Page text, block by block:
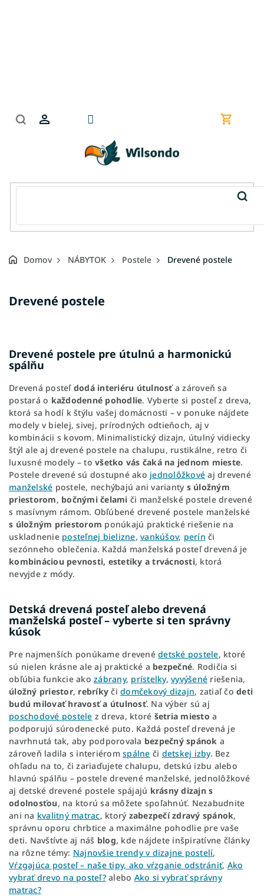
Domov NÁBYTOK Postele Drevené postele
Drevené postele
Drevené postele pre útulnú a harmonickú
spálňu
Drevená posteľ dodá interiéru útulnosťa zároveň sa
postará o každodenné pohodlie. Vyberte si posteľ z dreva,
ktorá sa hodí k štýlu vašej domácnosti – v ponuke nájdete
modely v bielej, sivej, prírodných odtieňoch, aj v
kombinácii s kovom. Minimalistický dizajn, útulný vidiecky
štýl ale aj drevené postele na chalupu, rustikálne, retro či
luxusné modely – to všetko vás čaká na jednom mieste.
Postele drevené sú dostupné ako jednolôžkové aj drevené
manželské postele, nechýbajú ani varianty s úložným
priestorom, bočnými čelami či manželské postele drevené
s masívnym rámom. Obľúbené drevené postele manželské
s úložným priestorom ponúkajú praktické riešenie na
uskladnenie posteľnej bielizne, vankúšov, perín či
sezónneho oblečenia. Každá manželská posteľ drevená je
kombináciou pevnosti, estetiky a trvácnosti, ktorá
nevyjde z módy.
Detská drevená posteľ alebo drevená
manželská posteľ – vyberte si ten správny
kúsok
Pre najmenších ponúkame drevené detské postele, ktoré
sú nielen krásne ale aj praktické a bezpečné. Rodičia si
obľúbia funkcie ako zábrany, prístelky, vyvýšené riešenia,
úložný priestor, rebríky či domčekový dizajn, zatiaľ čo deti
budú milovať hravosť a útulnosť. Na výber sú aj
poschodové postele z dreva, ktoré šetria miesto a
podporujú súrodenecké puto. Každá posteľ drevená je
navrhnutá tak, aby podporovala bezpečný spánok a
zároveň ladila s interiérom spálne či detskej izby. Bez
ohľadu na to, či zariaďujete chalupu, detskú izbu alebo
hlavnú spálňu – postele drevené manželské, jednolôžkové
aj detské drevené postele spájajú krásny dizajn s
odolnosťou, na ktorú sa môžete spoľahnúť. Nezabudnite
ani na kvalitný matrac, ktorý zabezpečí zdravý spánok,
správnu oporu chrbtice a maximálne pohodlie pre vaše
deti. Navštívte aj náš blog, kde nájdete inšpiratívne články
na rôzne témy: Najnovšie trendy v dizajne postelí,
Vŕzgajúca posteľ – naše tipy, ako vŕzganie odstrániť, Ako
vybrať drevo na posteľ?alebo Ako si vybrať správny
matrac?